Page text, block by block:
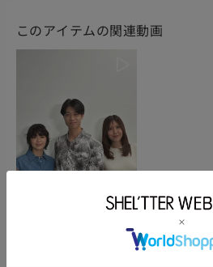
このアイテムの関連動画